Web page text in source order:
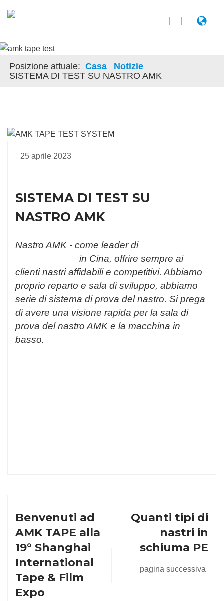
Posizione attuale: Casa
Notizie
SISTEMA DI TEST SU NASTRO AMK
25 aprile 2023
SISTEMA DI TEST SU
NASTRO AMK
Nastro AMK - come leader diproduttore di
in Cina, offrire sempre ai
clienti nastri affidabili e competitivi. Abbiamo
proprio reparto e sala di sviluppo, abbiamo
serie di sistema di prova del nastro. Si prega
di avere una visione rapida per la sala di
prova del nastro AMK e la macchina in
basso.
Benvenuti ad
AMK TAPE alla
19° Shanghai
International
Tape & Film
Expo
Quanti tipi di
nastri in
schiuma PE
pagina successiva